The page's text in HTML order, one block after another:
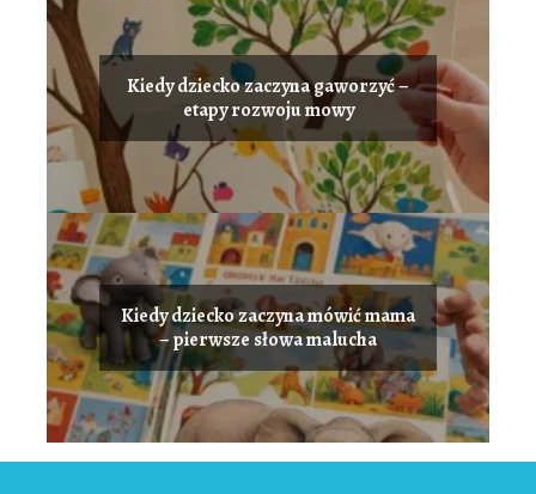
Kiedy dziecko zaczyna gaworzyć –
etapy rozwoju mowy
Kiedy dziecko zaczyna mówić mama
– pierwsze słowa malucha